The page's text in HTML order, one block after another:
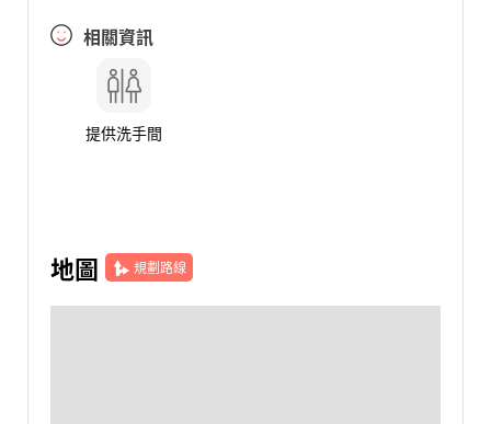
相關資訊
提供洗手間
地圖 規劃路線